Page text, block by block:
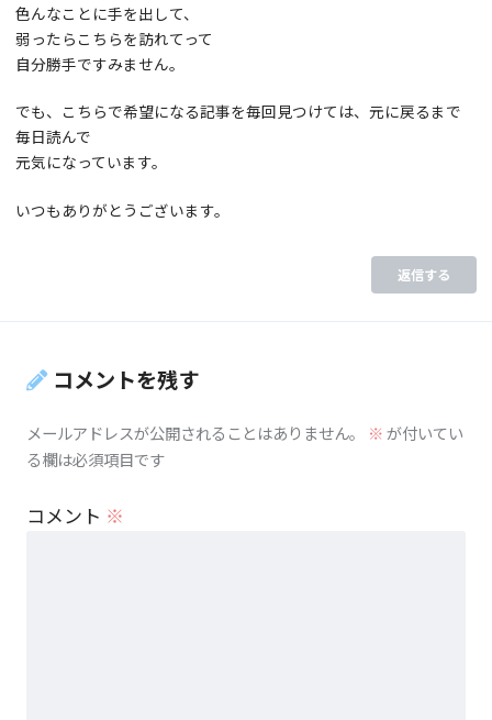
色んなことに手を出して、
弱ったらこちらを訪れてって
自分勝手ですみません。
でも、こちらで希望になる記事を毎回見つけては、元に戻るまで
毎日読んで
元気になっています。
いつもありがとうございます。
返信する
コメントを残す
メールアドレスが公開されることはありません。 ※が付いてい
る欄は必須項目です
コメント ※